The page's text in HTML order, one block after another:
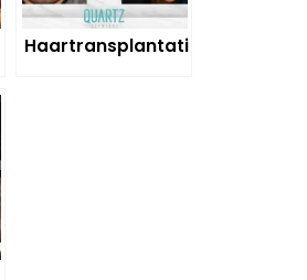
Haartransplantation